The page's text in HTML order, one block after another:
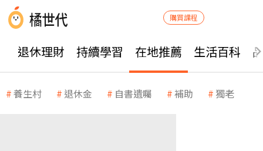
購買課程
退休理財 持續學習 在地推薦 生活百科
養生村 退休金 自書遺囑 補助 獨老